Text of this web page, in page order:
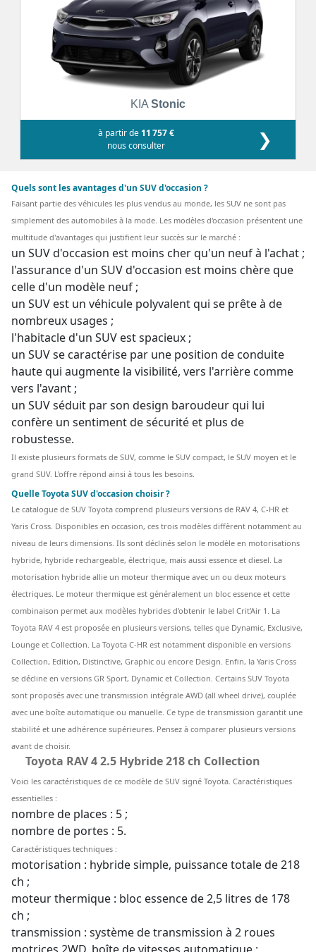
KIAStonic
à partir de 11 757 €
nous consulter
❯
Quels sont les avantages d'un SUV d'occasion ?
Faisant partie des véhicules les plus vendus au monde, les SUV ne sont pas
simplement des automobiles à la mode. Les modèles d'occasion présentent une
multitude d'avantages qui justifient leur succès sur le marché :
un SUV d'occasion est moins cher qu'un neuf à l'achat ;
l'assurance d'un SUV d'occasion est moins chère que
celle d'un modèle neuf ;
un SUV est un véhicule polyvalent qui se prête à de
nombreux usages ;
l'habitacle d'un SUV est spacieux ;
un SUV se caractérise par une position de conduite
haute qui augmente la visibilité, vers l'arrière comme
vers l'avant ;
un SUV séduit par son design baroudeur qui lui
confère un sentiment de sécurité et plus de
robustesse.
Il existe plusieurs formats de SUV, comme le SUV compact, le SUV moyen et le
grand SUV. L'offre répond ainsi à tous les besoins.
Quelle Toyota SUV d'occasion choisir ?
Le catalogue de SUV Toyota comprend plusieurs versions de RAV 4, C-HR et
Yaris Cross. Disponibles en occasion, ces trois modèles diffèrent notamment au
niveau de leurs dimensions. Ils sont déclinés selon le modèle en motorisations
hybride, hybride rechargeable, électrique, mais aussi essence et diesel. La
motorisation hybride allie un moteur thermique avec un ou deux moteurs
électriques. Le moteur thermique est généralement un bloc essence et cette
combinaison permet aux modèles hybrides d'obtenir le label Crit'Air 1. La
Toyota RAV 4 est proposée en plusieurs versions, telles que Dynamic, Exclusive,
Lounge et Collection. La Toyota C-HR est notamment disponible en versions
Collection, Edition, Distinctive, Graphic ou encore Design. Enfin, la Yaris Cross
se décline en versions GR Sport, Dynamic et Collection. Certains SUV Toyota
sont proposés avec une transmission intégrale AWD (all wheel drive), couplée
avec une boîte automatique ou manuelle. Ce type de transmission garantit une
stabilité et une adhérence supérieures. Pensez à comparer plusieurs versions
avant de choisir.
Toyota RAV 4 2.5 Hybride 218 ch Collection
Voici les caractéristiques de ce modèle de SUV signé Toyota. Caractéristiques
essentielles :
nombre de places : 5 ;
nombre de portes : 5.
Caractéristiques techniques :
motorisation : hybride simple, puissance totale de 218
ch ;
moteur thermique : bloc essence de 2,5 litres de 178
ch ;
transmission : système de transmission à 2 roues